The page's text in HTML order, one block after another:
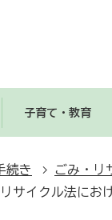
子育て・教育
続き ごみ・リ
リサイクル法に